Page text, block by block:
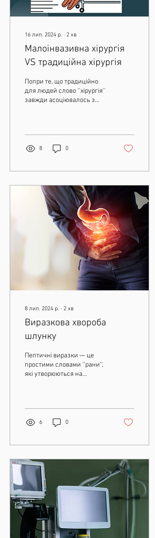
16 лип. 2024 р. ∙ 2 хв
Малоінвазивна хірургія
VS традиційна хірургія
Попри те, що традиційно
для людей слово ''хірургія''
завжди асоціювалось з
8 0
8 лип. 2024 р. ∙ 2 хв
Виразкова хвороба
шлунку
Пептичні виразки — це
простими словами ‘’рани’’,
які утворюються на
6 0